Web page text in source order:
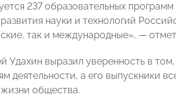
237 образовательных программ
науки и технологий
так и международные», —
Удахин выразил уверенность в
а его выпускники
общества.